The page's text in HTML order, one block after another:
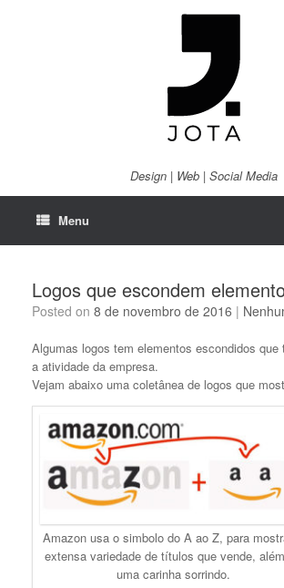
Design | Web | Social Media
Menu
Logos que escondem
Posted on 8 de novembro de 2016 |
Algumas logos tem elementos escondidos que
a atividade da empresa.
Vejam abaixo uma coletânea de logos que
Amazon usa o simbolo do A ao Z, para
extensa variedade de títulos que vende,
uma carinha sorrindo.